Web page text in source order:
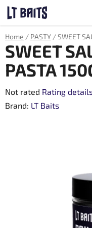
Skip
content
Home / PASTY /SWEET
SWEET
PASTA
The
average
Not rated Rating
Brand: LT Baits